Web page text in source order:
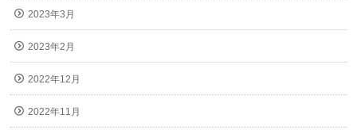
2023年3月
2023年2月
2022年12月
2022年11月